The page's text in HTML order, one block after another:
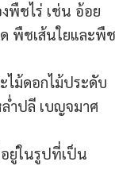
พืชไร่ เช่น อ้อย
พืชเส้นใยและพืช
ไม้ดอกไม้ประดับ
ำปลี เบญจมาศ
ยู่ในรูปที่เป็น